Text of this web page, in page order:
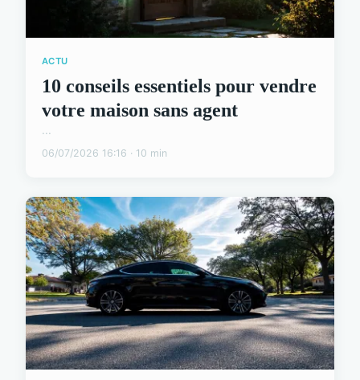
ACTU
10 conseils essentiels pour vendre
votre maison sans agent
...
06/07/2026 16:16 · 10 min